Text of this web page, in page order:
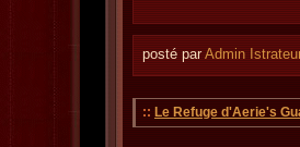
posté par Admin
:: Le Refuge d'Aerie's